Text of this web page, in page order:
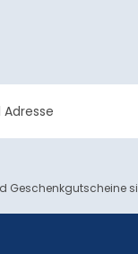
Geschenkgutscheine